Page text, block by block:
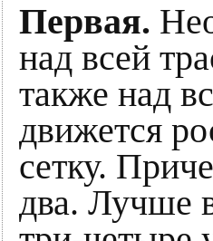
Первая.
над всей
также над
движется
сетку.
два. Лучше